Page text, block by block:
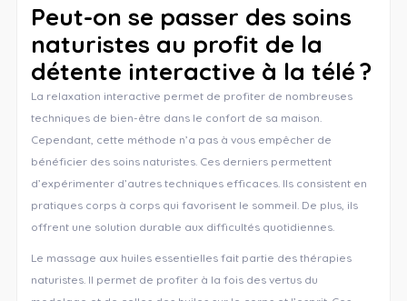
Peut-on se passer des soins
naturistes au profit de la
détente interactive à la télé ?
La relaxation interactive permet de profiter de nombreuses
techniques de bien-être dans le confort de sa maison.
Cependant, cette méthode n’a pas à vous empêcher de
bénéficier des soins naturistes. Ces derniers permettent
d’expérimenter d’autres techniques efficaces. Ils consistent en
pratiques corps à corps qui favorisent le sommeil. De plus, ils
offrent une solution durable aux difficultés quotidiennes.
Le massage aux huiles essentielles fait partie des thérapies
naturistes. Il permet de profiter à la fois des vertus du